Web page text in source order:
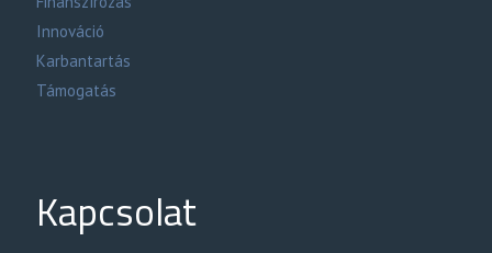
Innováció
Karbantartás
Támogatás
Kapcsolat